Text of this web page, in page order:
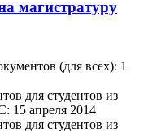
магистратуру
(для всех): 1
для студентов из
15 апреля 2014
для студентов из